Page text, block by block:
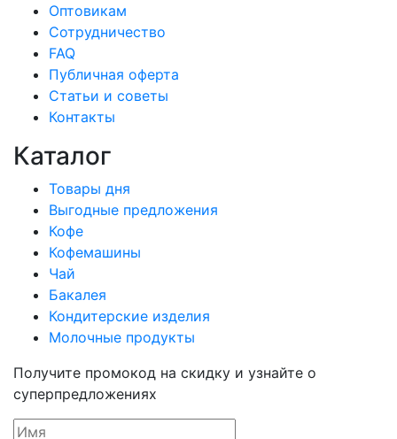
Оптовикам
Сотрудничество
FAQ
Публичная оферта
Статьи и советы
Контакты
Каталог
Товары дня
Выгодные предложения
Кофе
Кофемашины
Чай
Бакалея
Кондитерские изделия
Молочные продукты
Получите промокод на скидку и узнайте о
суперпредложениях